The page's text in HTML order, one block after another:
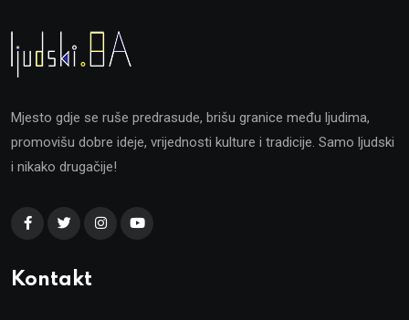
Mjesto gdje se ruše predrasude, brišu granice među ljudima,
promovišu dobre ideje, vrijednosti kulture i tradicije. Samo ljudski
i nikako drugačije!
Kontakt